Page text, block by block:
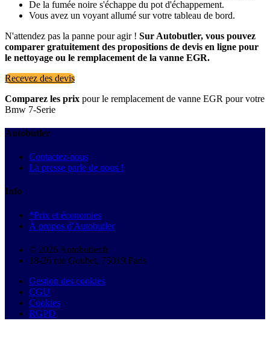
De la fumée noire s'échappe du pot d'échappement.
Vous avez un voyant allumé sur votre tableau de bord.
N'attendez pas la panne pour agir ! Sur Autobutler, vous pouvez
comparer gratuitement des propositions de devis en ligne pour
le nettoyage ou le remplacement de la vanne EGR.
Recevez des devis
Comparez les prix pour le remplacement de vanne EGR pour votre
Bmw 7-Serie
Autobutler
Contactez-nous
La presse parle de nous !
Info
*Prix et économies
À propos d'Autobutler
© 2026 Autobutler.fr
18-26 rue Goubet, 75019 Paris
Gestion des cookies
CGU
Cookies
RGPD